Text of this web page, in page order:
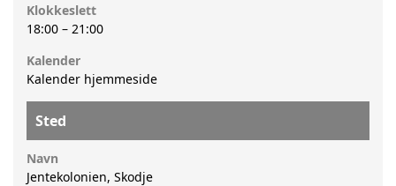
Klokkeslett
18:00 – 21:00
Kalender
Kalender hjemmeside
Sted
Navn
Jentekolonien, Skodje